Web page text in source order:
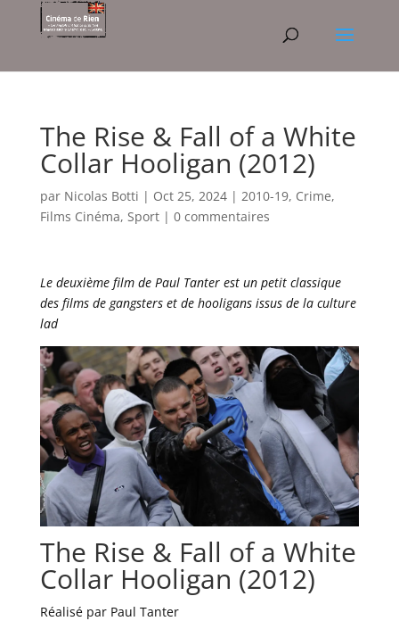
The Rise & Fall of a White
Collar Hooligan (2012)
par Nicolas Botti | Oct 25, 2024| 2010-19, Crime,
Films Cinéma, Sport| 0 commentaires
Le deuxième film de Paul Tanter est un petit classique
des films de gangsters et de hooligans issus de la culture
lad
The Rise & Fall of a White
Collar Hooligan (2012)
Réalisé par Paul Tanter